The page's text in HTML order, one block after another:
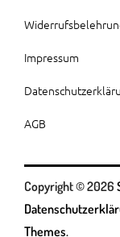
Impressum
AGB
Copyright © 2026
Themes.